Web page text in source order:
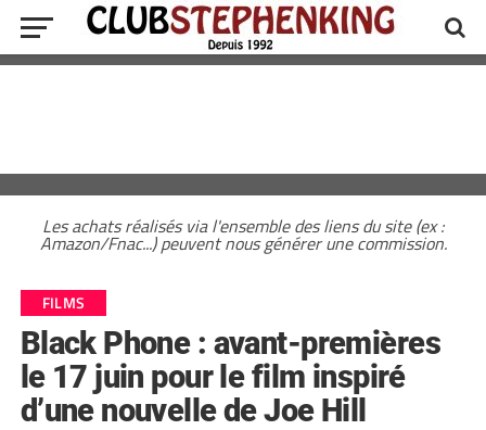
Les achats réalisés via l'ensemble des liens du site (ex :
Amazon/Fnac...) peuvent nous générer une commission.
FILMS
Black Phone : avant-premières
le 17 juin pour le film inspiré
d’une nouvelle de Joe Hill